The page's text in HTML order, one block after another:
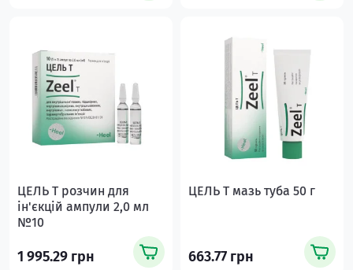
ЦЕЛЬ Т розчин для
ін'єкцій ампули 2,0 мл
№10
1 995.29 грн
ЦЕЛЬ Т мазь туба 50 г
663.77 грн